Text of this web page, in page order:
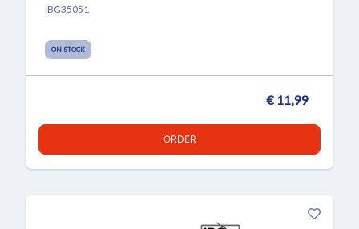
IBG35051
ON STOCK
€ 11,99
ORDER